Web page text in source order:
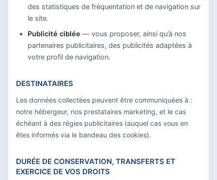
des statistiques de fréquentation et de navigation sur
le site.
Publicité ciblée — vous proposer, ainsi qu’à nos
partenaires publicitaires, des publicités adaptées à
votre profil de navigation.
DESTINATAIRES
Les données collectées peuvent être communiquées à :
notre hébergeur, nos prestataires marketing, et le cas
échéant à des régies publicitaires (auquel cas vous en
êtes informés via le bandeau des cookies).
DURÉE DE CONSERVATION, TRANSFERTS ET
EXERCICE DE VOS DROITS